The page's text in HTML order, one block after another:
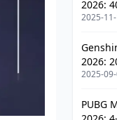
2026:
2025-
2026:
2025-
PUBG